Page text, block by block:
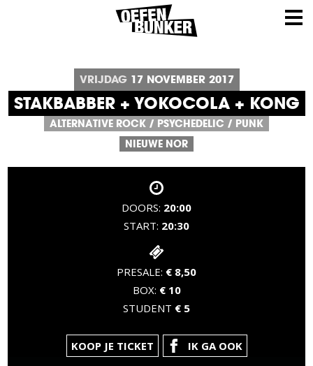
VRIJDAG 17 NOVEMBER 2017
STAKBABBER + YOKOCOLA + KONG
ALTERNATIVE ROCK / PSYCHEDELIC / PUNK
NIEUWE NOR
DOORS: 20:00
START: 20:30
PRESALE: € 8,50
BOX: € 10
STUDENT € 5
KOOP JE TICKET IK GA OOK